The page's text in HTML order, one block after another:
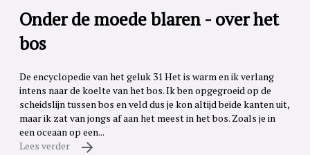
Onder de moede blaren - over het
bos
De encyclopedie van het geluk 31 Het is warm en ik verlang
intens naar de koelte van het bos. Ik ben opgegroeid op de
scheidslijn tussen bos en veld dus je kon altijd beide kanten uit,
maar ik zat van jongs af aan het meest in het bos. Zoals je in
een oceaan op een...
Lees verder